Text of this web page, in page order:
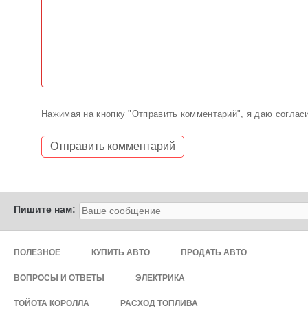
Нажимая на кнопку "Отправить комментарий", я даю
Пишите нам:
ПОЛЕЗНОЕ КУПИТЬ АВТО ПРОДАТЬ АВТО
ВОПРОСЫ И ОТВЕТЫ ЭЛЕКТРИКА
ТОЙОТА КОРОЛЛА РАСХОД ТОПЛИВА